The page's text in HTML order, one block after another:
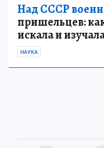
Над СССР
пришельцев:
искала и
НАУКА